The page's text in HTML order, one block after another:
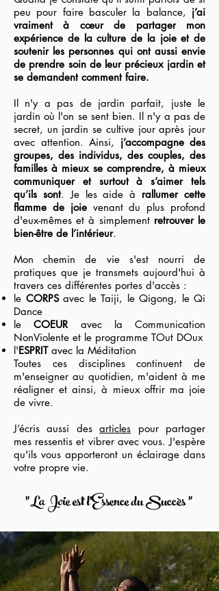
peu pour faire basculer la balance, j’ai
vraiment à cœur de partager mon
expérience de la culture de la joie et de
soutenir les personnes qui ont aussi envie
de prendre soin de leur précieux jardin et
se demandent comment faire.
Il n'y a pas de jardin parfait, juste le
jardin où l'on se sent bien. Il n'y a pas de
secret, un jardin se cultive jour après jour
avec attention. Ainsi, j’accompagne des
groupes, des individus, des couples, des
familles à mieux se comprendre, à mieux
communiquer et surtout à s’aimer tels
qu’ils sont. Je les aide à rallumer cette
flamme de joievenant du plus profond
d'eux-mêmes et à simplement retrouver le
bien-être de l’intérieur.
Mon chemin de vie s'est nourri de
pratiques que je transmets aujourd'hui à
travers ces différentes portes d'accès :
le CORPSavec le Taiji, le Qigong, le Qi
Dance
leCOEURavec la Communication
NonViolente et le programme TOut DOux
l'ESPRITavec la Méditation
Toutes ces disciplines continuent de
m'enseigner au quotidien, m'aident à me
réaligner et ainsi, à mieux offrir ma joie
de vivre.
J’écris aussi desarticles pour partager
mes ressentis et vibrer avec vous. J'espère
qu'ils vous apporteront un éclairage dans
votre propre vie.
"La Joie est l'Essence du Succès "